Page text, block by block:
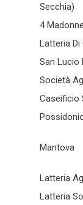
Secchia)
4
Latteria Di
San Lucio
Società
Caseificio
Mantova
Latteria
Latteria